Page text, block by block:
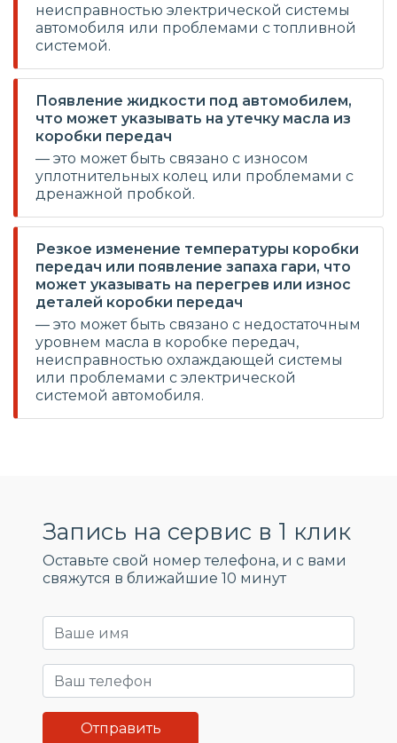
неисправностью электрической системы
автомобиля или проблемами с топливной
системой.
Появление жидкости под автомобилем,
что может указывать на утечку масла из
коробки передач
— это может быть связано с износом
уплотнительных колец или проблемами с
дренажной пробкой.
Резкое изменение температуры коробки
передач или появление запаха гари, что
может указывать на перегрев или износ
деталей коробки передач
— это может быть связано с недостаточным
уровнем масла в коробке передач,
неисправностью охлаждающей системы
или проблемами с электрической
системой автомобиля.
Запись на сервис в 1 клик
Оставьте свой номер телефона, и c вами
свяжутся в ближайшие 10 минут